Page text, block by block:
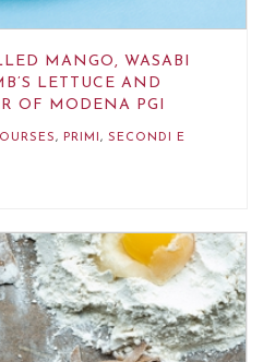
MANGO, WASABI
LETTUCE AND
OF MODENA PGI
, PRIMI , SECONDI E